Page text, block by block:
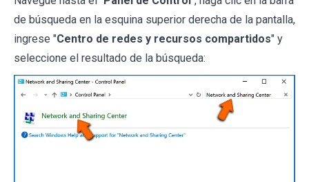
de búsqueda en la esquina superior derecha de la pantalla,
ingrese "Centro de redes y recursos compartidos" y
seleccione el resultado de la búsqueda: